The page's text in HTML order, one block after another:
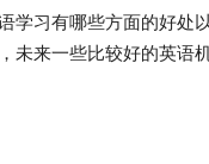
习有哪些方面的好处
未来一些比较好的英语